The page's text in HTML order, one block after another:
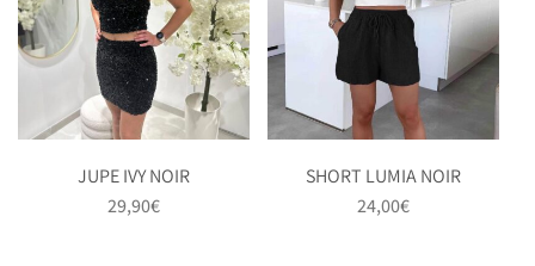
JUPE IVY NOIR
29,90€
SHORT LUMIA NOIR
24,00€